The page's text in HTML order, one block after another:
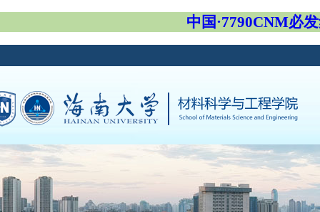
中国·7790CNM必